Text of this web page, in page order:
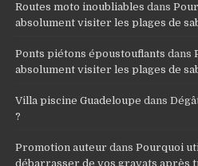
Routes moto inoubliables dans
absolument visiter les plages de
Ponts piétons époustouflants dans
absolument visiter les plages de
Villa piscine Guadeloupe dans
?
Promotion auteur dansPourquoi
débarrasser de vos gravats après